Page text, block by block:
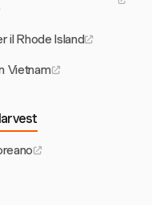
il Rhode Island
Vietnam